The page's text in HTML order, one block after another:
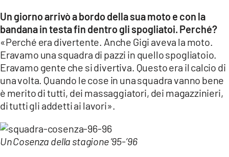
Un giorno arrivò a bordo della sua moto e con la
bandana in testa fin dentro gli spogliatoi. Perché?
«Perché era divertente. Anche Gigi aveva la moto.
Eravamo una squadra di pazzi in quello spogliatoio.
Eravamo gente che si divertiva. Questo era il calcio di
una volta. Quando le cose in una squadra vanno bene
è merito di tutti, dei massaggiatori, dei magazzinieri,
di tutti gli addetti ai lavori».
Un Cosenza della stagione ’95-’96